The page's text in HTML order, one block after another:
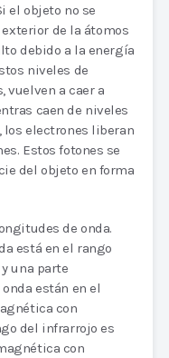
el objeto no se
de la átomos
debido a la energía
niveles de
vuelven a caer a
caen de niveles
los electrones liberan
Estos fotones se
del objeto en forma
de onda.
está en el rango
una parte
están en el
con
del infrarrojo es
con